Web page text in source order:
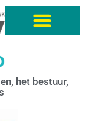
het bestuur,